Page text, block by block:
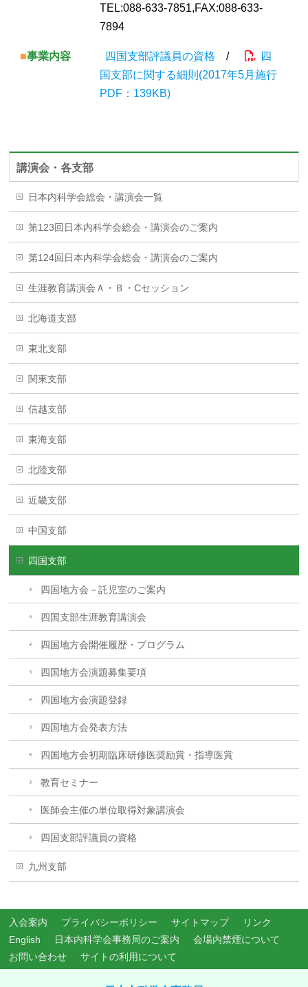
TEL:088-633-7851,FAX:088-633-
7894
■事業内容 四国支部評議員の資格 /
四
国支部に関する細則(2017年5月施行
PDF：139KB)
講演会・各支部
日本内科学会総会・講演会一覧
第123回日本内科学会総会・講演会のご案内
第124回日本内科学会総会・講演会のご案内
生涯教育講演会Ａ・Ｂ・Cセッション
北海道支部
東北支部
関東支部
信越支部
東海支部
北陸支部
近畿支部
中国支部
四国支部
四国地方会－託児室のご案内
四国支部生涯教育講演会
四国地方会開催履歴・プログラム
四国地方会演題募集要項
四国地方会演題登録
四国地方会発表方法
四国地方会初期臨床研修医奨励賞・指導医賞
教育セミナー
医師会主催の単位取得対象講演会
四国支部評議員の資格
九州支部
入会案内 プライバシーポリシー サイトマップ
リンク
English
日本内科学会事務局のご案内
会場内禁煙について
お問い合わせ
サイトの利用について